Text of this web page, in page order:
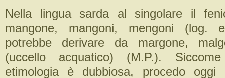
Nella lingua sarda al singolare il
mangone, mangoni, mengoni (log.
potrebbe derivare da margone,
(uccello acquatico) (M.P.).
etimologia è dubbiosa, procedo oggi